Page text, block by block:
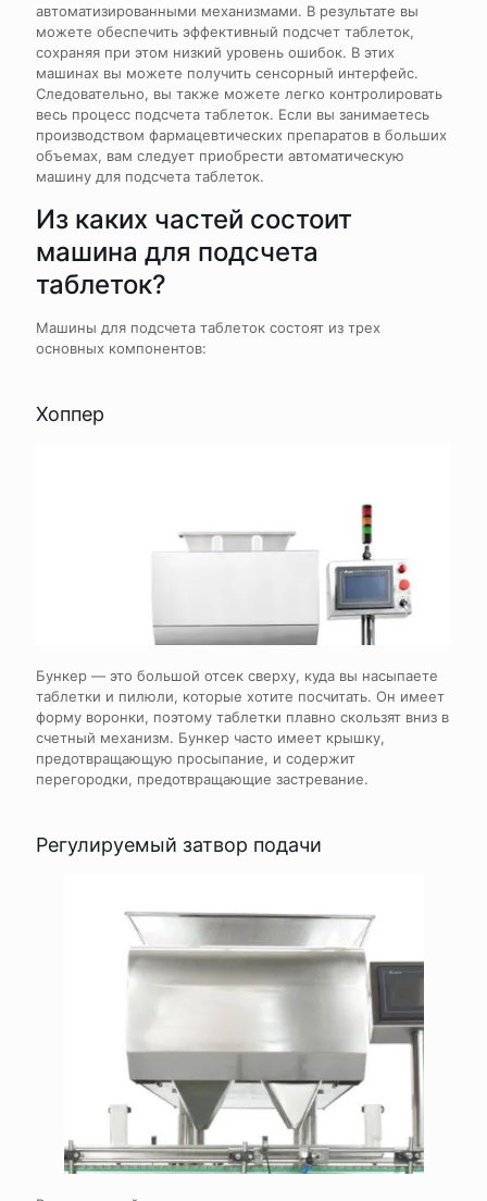
автоматизированными механизмами. В результате вы
можете обеспечить эффективный подсчет таблеток,
сохраняя при этом низкий уровень ошибок. В этих
машинах вы можете получить сенсорный интерфейс.
Следовательно, вы также можете легко контролировать
весь процесс подсчета таблеток. Если вы занимаетесь
производством фармацевтических препаратов в больших
объемах, вам следует приобрести автоматическую
машину для подсчета таблеток.
Из каких частей состоит
машина для подсчета
таблеток?
Машины для подсчета таблеток состоят из трех
основных компонентов:
Хоппер
Бункер — это большой отсек сверху, куда вы насыпаете
таблетки и пилюли, которые хотите посчитать. Он имеет
форму воронки, поэтому таблетки плавно скользят вниз в
счетный механизм. Бункер часто имеет крышку,
предотвращающую просыпание, и содержит
перегородки, предотвращающие застревание.
Регулируемый затвор подачи